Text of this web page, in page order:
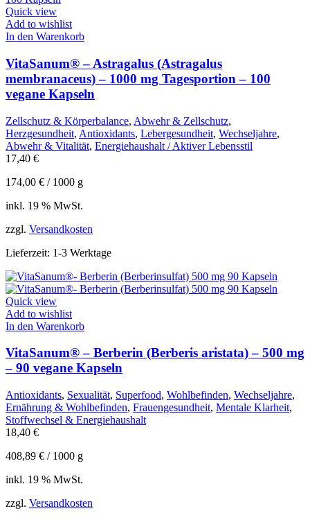
Quick view
Add to wishlist
In den Warenkorb
VitaSanum® – Astragalus (Astragalus
membranaceus) – 1000 mg Tagesportion – 100
vegane Kapseln
Zellschutz & Körperbalance, Abwehr & Zellschutz,
Herzgesundheit, Antioxidants, Lebergesundheit, Wechseljahre,
Abwehr & Vitalität, Energiehaushalt / Aktiver Lebensstil
17,40 €
174,00 € / 1000 g
inkl. 19 % MwSt.
zzgl. Versandkosten
Lieferzeit: 1-3 Werktage
Quick view
Add to wishlist
In den Warenkorb
VitaSanum® – Berberin (Berberis aristata) – 500 mg
– 90 vegane Kapseln
Antioxidants, Sexualität, Superfood, Wohlbefinden, Wechseljahre,
Ernährung & Wohlbefinden, Frauengesundheit, Mentale Klarheit,
Stoffwechsel & Energiehaushalt
18,40 €
408,89 € / 1000 g
inkl. 19 % MwSt.
zzgl. Versandkosten